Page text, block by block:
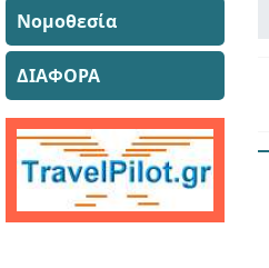
Νομοθεσία
ΔΙΑΦΟΡΑ